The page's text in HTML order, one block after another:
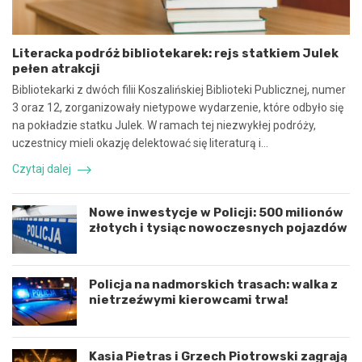
ó
ł
p
r
a
c
ę
i
k
o
o
r
d
y
n
a
c
j
ę
r
e
c
z
n
e
z
d
a
r
z
e
n
i
e
d
r
o
g
o
w
Literacka podróż bibliotekarek: rejs statkiem Julek
pełen atrakcji
Bibliotekarki z dwóch filii Koszalińskiej Biblioteki Publicznej, numer
3 oraz 12, zorganizowały nietypowe wydarzenie, które odbyło się
na pokładzie statku Julek. W ramach tej niezwykłej podróży,
uczestnicy mieli okazję delektować się literaturą i…
Czytaj dalej
Nowe inwestycje w Policji: 500 milionów
złotych i tysiąc nowoczesnych pojazdów
Policja na nadmorskich trasach: walka z
nietrzeźwymi kierowcami trwa!
Kasia Pietras i Grzech Piotrowski zagrają